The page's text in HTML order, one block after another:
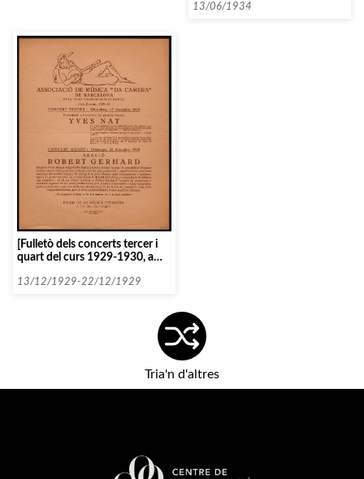
13/06/1934
[Fulletò dels concerts tercer i
quart del curs 1929-1930, amb
13/12/1929-22/12/1929
Tria'n d'altres